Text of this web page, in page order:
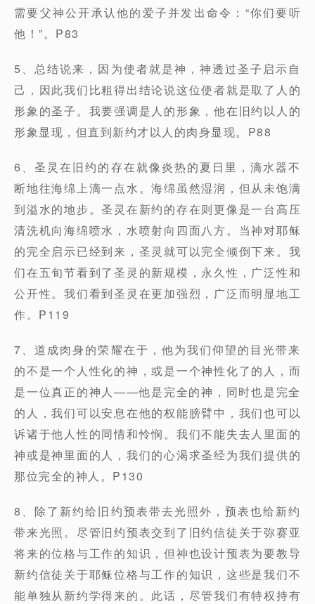
需要父神公开承认他的爱子并发出命令：“你们要听
他！”。P83
5、总结说来，因为使者就是神，神透过圣子启示自
己，因此我们比粗得出结论说这位使者就是取了人的
形象的圣子。我要强调是人的形象，他在旧约以人的
形象显现，但直到新约才以人的肉身显现。P88
6、圣灵在旧约的存在就像炎热的夏日里，滴水器不
断地往海绵上滴一点水。海绵虽然湿润，但从未饱满
到溢水的地步。圣灵在新约的存在则更像是一台高压
清洗机向海绵喷水，水喷射向四面八方。当神对耶稣
的完全启示已经到来，圣灵就可以完全倾倒下来。我
们在五旬节看到了圣灵的新规模，永久性，广泛性和
公开性。我们看到圣灵在更加强烈，广泛而明显地工
作。P119
7、道成肉身的荣耀在于，他为我们仰望的目光带来
的不是一个人性化的神，或是一个神性化了的人，而
是一位真正的神人——他是完全的神，同时也是完全
的人，我们可以安息在他的权能膀臂中，我们也可以
诉诸于他人性的同情和怜悯。我们不能失去人里面的
神或是神里面的人，我们的心渴求圣经为我们提供的
那位完全的神人。P130
8、除了新约给旧约预表带去光照外，预表也给新约
带来光照。尽管旧约预表交到了旧约信徒关于弥赛亚
将来的位格与工作的知识，但神也设计预表为要教导
新约信徒关于耶稣位格与工作的知识，这些是我们不
能单独从新约学得来的。此话，尽管我们有特权持有